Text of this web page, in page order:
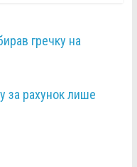
гречку на
за рахунок лише